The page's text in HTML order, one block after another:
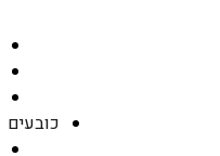
כובעים